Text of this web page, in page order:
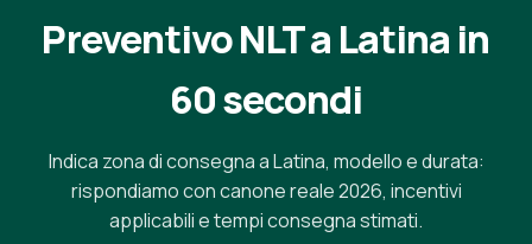
Preventivo NLT a Latina in
60 secondi
Indica zona di consegna a Latina, modello e durata:
rispondiamo con canone reale 2026, incentivi
applicabili e tempi consegna stimati.